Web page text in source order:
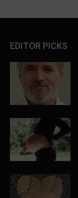
EDITOR PICKS